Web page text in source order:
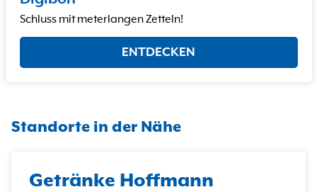
Schluss mit meterlangen Zetteln!
ENTDECKEN
Standorte in der Nähe
Getränke Hoffmann